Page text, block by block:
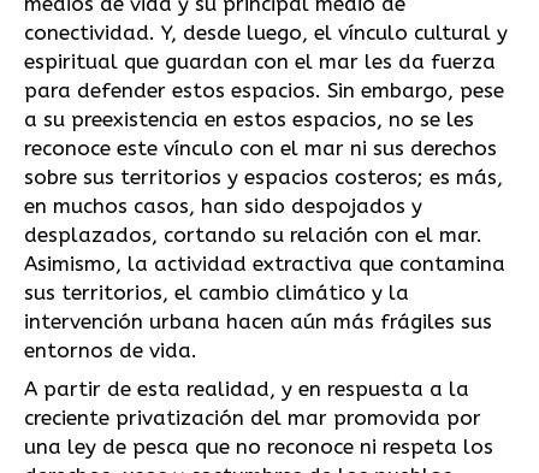
conectividad. Y, desde luego, el vínculo cultural y
espiritual que guardan con el mar les da fuerza
para defender estos espacios. Sin embargo, pese
a su preexistencia en estos espacios, no se les
reconoce este vínculo con el mar ni sus derechos
sobre sus territorios y espacios costeros; es más,
en muchos casos, han sido despojados y
desplazados, cortando su relación con el mar.
Asimismo, la actividad extractiva que contamina
sus territorios, el cambio climático y la
intervención urbana hacen aún más frágiles sus
entornos de vida.
A partir de esta realidad, y en respuesta a la
creciente privatización del mar promovida por
una ley de pesca que no reconoce ni respeta los